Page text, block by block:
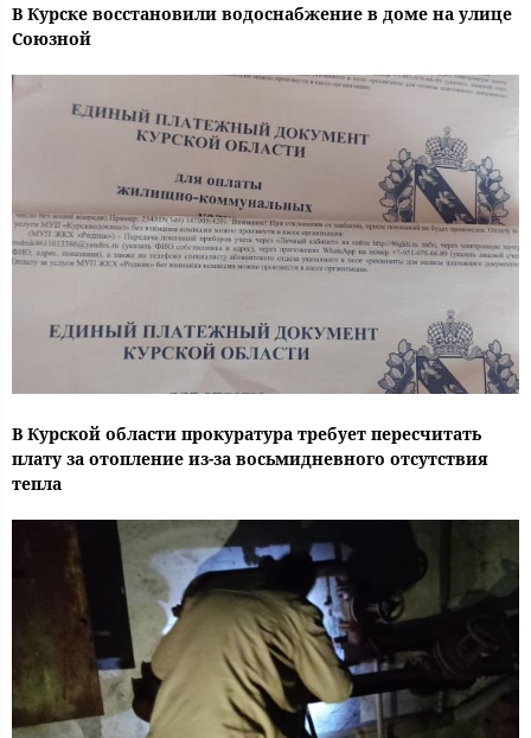
В Курске восстановили водоснабжение в доме на улице
Союзной
В Курской области прокуратура требует пересчитать
плату за отопление из-за восьмидневного отсутствия
тепла